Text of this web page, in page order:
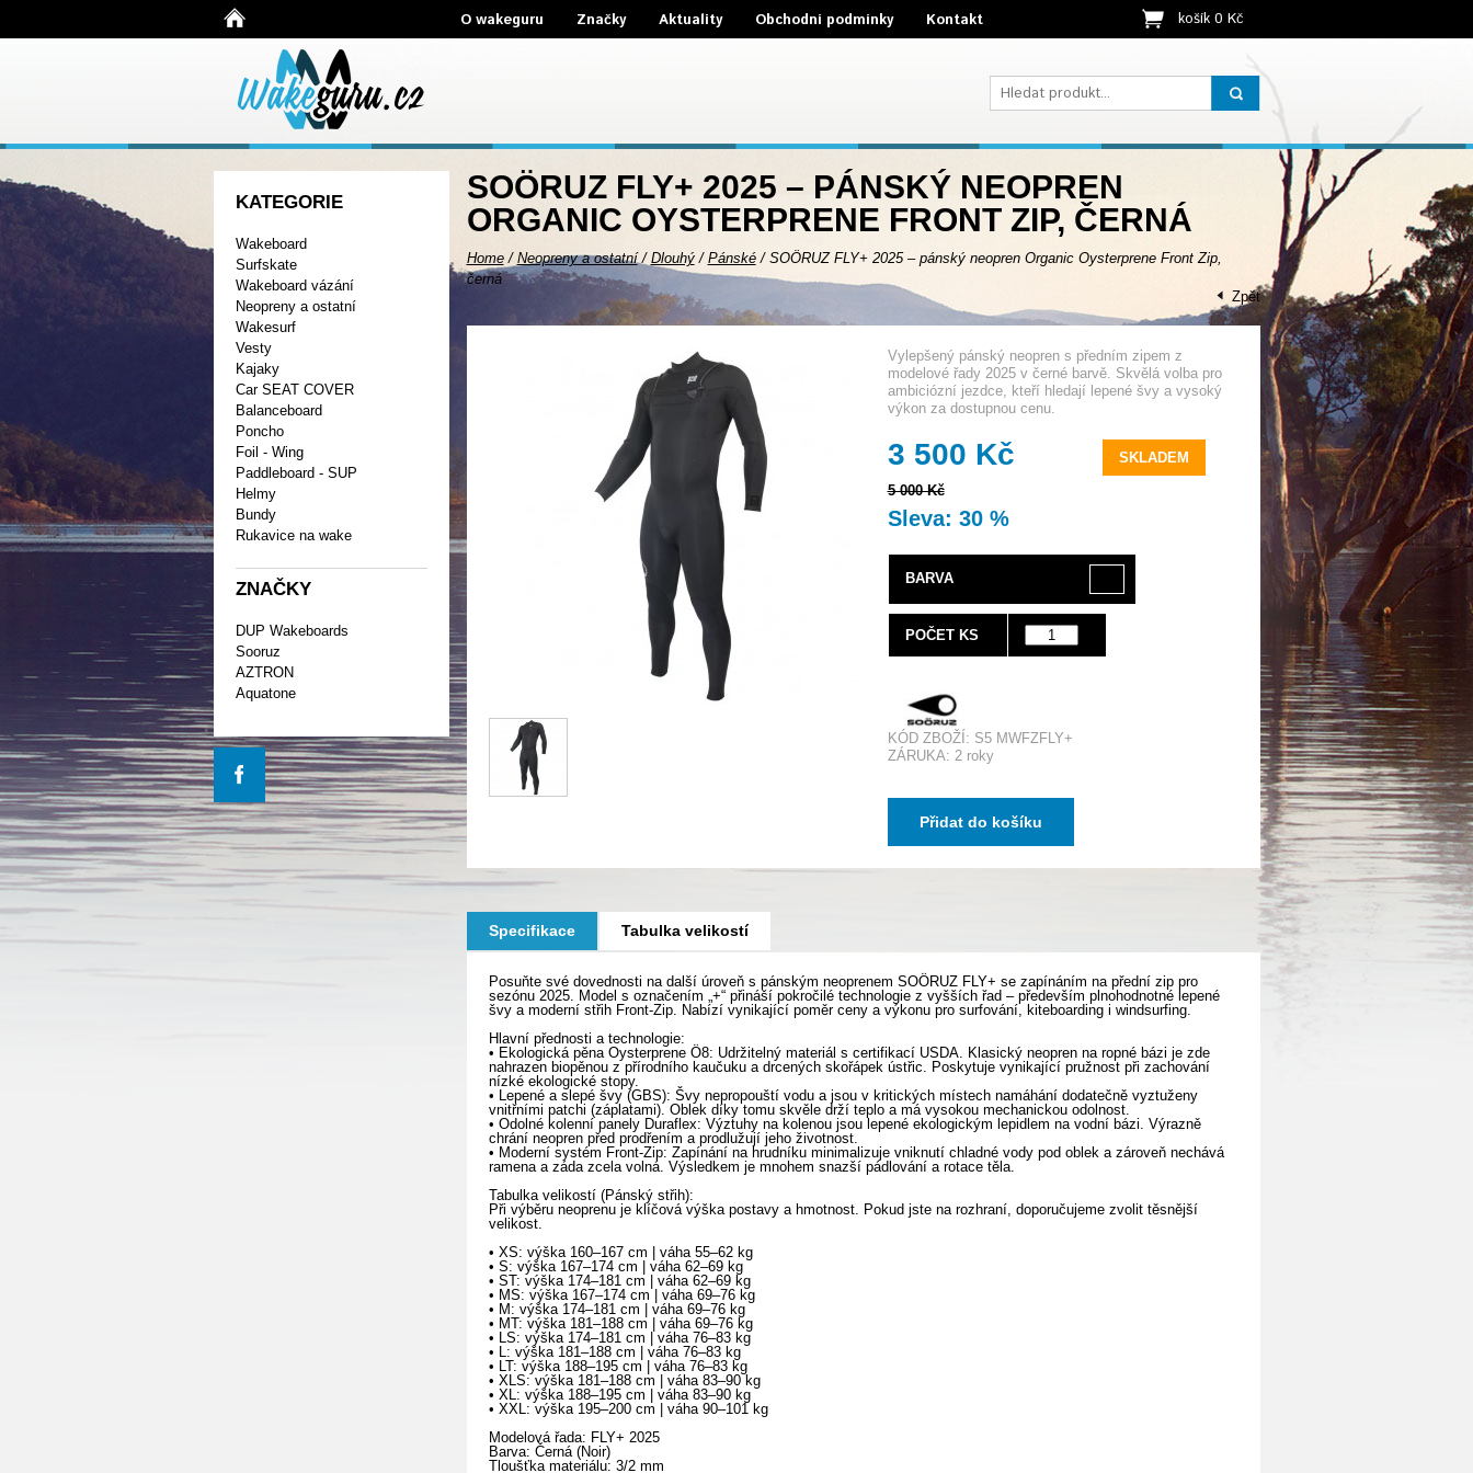
O wakeguru Značky Aktuality Obchodní podmínky Kontakt košík 0 Kč
KATEGORIE
Wakeboard
Surfskate
Wakeboard vázání
Neopreny a ostatní
Wakesurf
Vesty
Kajaky
Car SEAT COVER
Balanceboard
Poncho
Foil - Wing
Paddleboard - SUP
Helmy
Bundy
Rukavice na wake
ZNAČKY
DUP Wakeboards
Sooruz
AZTRON
Aquatone
SOÖRUZ FLY+ 2025 – PÁNSKÝ NEOPREN
ORGANIC OYSTERPRENE FRONT ZIP, ČERNÁ
Home/ Neopreny a ostatní/ Dlouhý/ Pánské/ SOÖRUZ FLY+ 2025 – pánský neopren Organic Oysterprene Front Zip,
černá
Zpět
Vylepšený pánský neopren s předním zipem z
modelové řady 2025 v černé barvě. Skvělá volba pro
ambiciózní jezdce, kteří hledají lepené švy a vysoký
výkon za dostupnou cenu.
3 500 Kč
5 000 Kč
Sleva: 30 %
SKLADEM
BARVA
POČET KS
KÓD ZBOŽÍ: S5 MWFZFLY+
ZÁRUKA: 2 roky
Přidat do košíku
Specifikace Tabulka velikostí
Posuňte své dovednosti na další úroveň s pánským neoprenem SOÖRUZ FLY+ se zapínáním na přední zip pro
sezónu 2025. Model s označením „+“ přináší pokročilé technologie z vyšších řad – především plnohodnotné lepené
švy a moderní střih Front-Zip. Nabízí vynikající poměr ceny a výkonu pro surfování, kiteboarding i windsurfing.
Hlavní přednosti a technologie:
• Ekologická pěna Oysterprene Ö8: Udržitelný materiál s certifikací USDA. Klasický neopren na ropné bázi je zde
nahrazen biopěnou z přírodního kaučuku a drcených skořápek ústřic. Poskytuje vynikající pružnost při zachování
nízké ekologické stopy.
• Lepené a slepé švy (GBS): Švy nepropouští vodu a jsou v kritických místech namáhání dodatečně vyztuženy
vnitřními patchi (záplatami). Oblek díky tomu skvěle drží teplo a má vysokou mechanickou odolnost.
• Odolné kolenní panely Duraflex: Výztuhy na kolenou jsou lepené ekologickým lepidlem na vodní bázi. Výrazně
chrání neopren před prodřením a prodlužují jeho životnost.
• Moderní systém Front-Zip: Zapínání na hrudníku minimalizuje vniknutí chladné vody pod oblek a zároveň nechává
ramena a záda zcela volná. Výsledkem je mnohem snazší pádlování a rotace těla.
Tabulka velikostí (Pánský střih):
Při výběru neoprenu je klíčová výška postavy a hmotnost. Pokud jste na rozhraní, doporučujeme zvolit těsnější
velikost.
• XS: výška 160–167 cm | váha 55–62 kg
• S: výška 167–174 cm | váha 62–69 kg
• ST: výška 174–181 cm | váha 62–69 kg
• MS: výška 167–174 cm | váha 69–76 kg
• M: výška 174–181 cm | váha 69–76 kg
• MT: výška 181–188 cm | váha 69–76 kg
• LS: výška 174–181 cm | váha 76–83 kg
• L: výška 181–188 cm | váha 76–83 kg
• LT: výška 188–195 cm | váha 76–83 kg
• XLS: výška 181–188 cm | váha 83–90 kg
• XL: výška 188–195 cm | váha 83–90 kg
• XXL: výška 195–200 cm | váha 90–101 kg
Modelová řada: FLY+ 2025
Barva: Černá (Noir)
Tloušťka materiálu: 3/2 mm